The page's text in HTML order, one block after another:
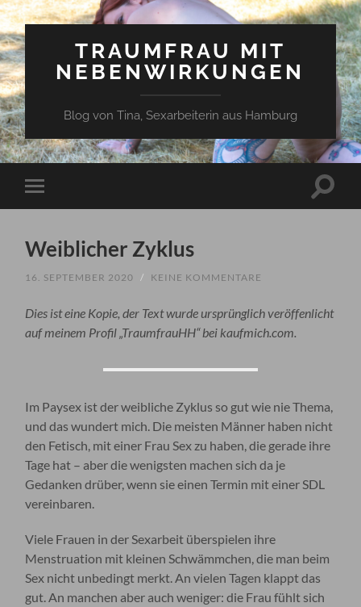
TRAUMFRAU MIT
NEBENWIRKUNGEN
Blog von Tina, Sexarbeiterin aus Hamburg
Mobile-
Menü
Weiblicher Zyklus
16. SEPTEMBER 2020 / KEINE KOMMENTARE
Dies ist eine Kopie, der Text wurde ursprünglich veröffenlicht
auf meinem Profil „TraumfrauHH“ bei kaufmich.com.
Im Paysex ist der weibliche Zyklus so gut wie nie Thema,
und das wundert mich. Die meisten Männer haben nicht
den Fetisch, mit einer Frau Sex zu haben, die gerade ihre
Tage hat – aber die wenigsten machen sich da je
Gedanken drüber, wenn sie einen Termin mit einer SDL
vereinbaren.
Viele Frauen in der Sexarbeit überspielen ihre
Menstruation mit kleinen Schwämmchen, die man beim
Sex nicht unbedingt merkt. An vielen Tagen klappt das
gut. An manchen aber auch weniger: die Frau fühlt sich